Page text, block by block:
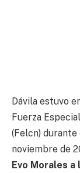
Dávila estuvo
Fuerza
(Felcn) durante
noviembre de
Evo Morales a